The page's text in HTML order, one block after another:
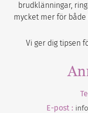
brudklänningar,
mycket mer för
Vi ger dig tipsen
E-post :